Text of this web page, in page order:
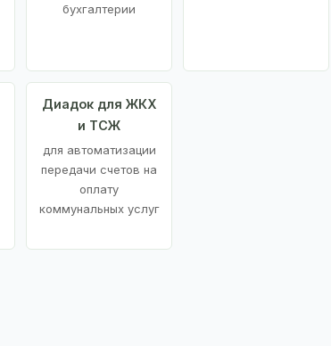
бухгалтерии
Диадок для ЖКХ
и ТСЖ
для автоматизации
передачи счетов на
оплату
коммунальных услуг